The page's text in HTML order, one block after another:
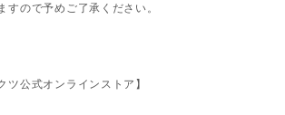
すので予めご了承ください。
ツ公式オンラインストア】